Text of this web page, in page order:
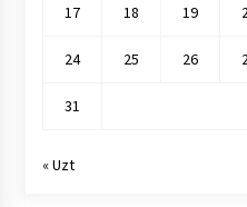
17 18 19
24 25 26
31
« Uzt